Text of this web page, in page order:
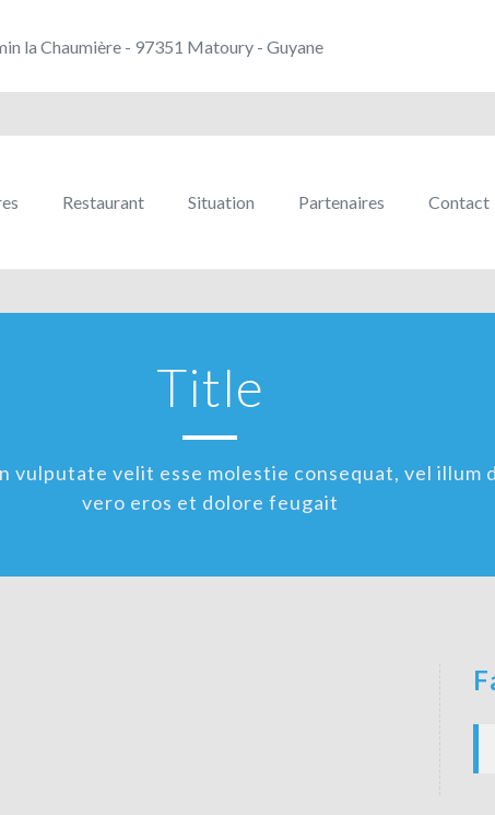
la Chaumière - 97351 Matoury - Guyane
Restaurant Situation Partenaires Contact
Title
vulputate velit esse molestie consequat, vel illum
vero eros et dolore feugait